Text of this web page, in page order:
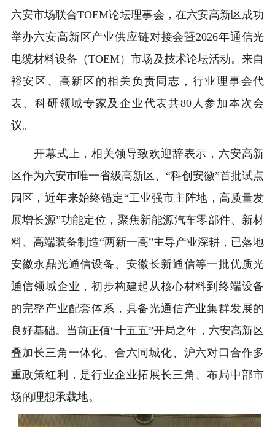
六安市场联合TOEM论坛理事会，在六安高新区成功
举办六安高新区产业供应链对接会暨2026年通信光
电缆材料设备（TOEM）市场及技术论坛活动。来自
裕安区、高新区的相关负责同志，行业理事会代
表、科研领域专家及企业代表共80人参加本次会
议。
开幕式上，相关领导致欢迎辞表示，六安高新
区作为六安市唯一省级高新区、“科创安徽”首批试点
园区，近年来始终锚定“工业强市主阵地，高质量发
展增长源”功能定位，聚焦新能源汽车零部件、新材
料、高端装备制造“两新一高”主导产业深耕，已落地
安徽永鼎光通信设备、安徽长新通信等一批优质光
通信领域企业，初步构建起从核心材料到终端设备
的完整产业配套体系，具备光通信产业集群发展的
良好基础。当前正值“十五五”开局之年，六安高新区
叠加长三角一体化、合六同城化、沪六对口合作多
重政策红利，是行业企业拓展长三角、布局中部市
场的理想承载地。